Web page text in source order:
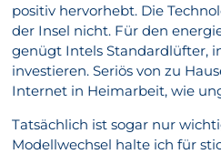
positiv hervorhebt. Die
der Insel nicht. Für den
genügt Intels Standardlüfter,
investieren. Seriös von zu
Internet in Heimarbeit, wie
Tatsächlich ist sogar nur
Modellwechsel halte ich für